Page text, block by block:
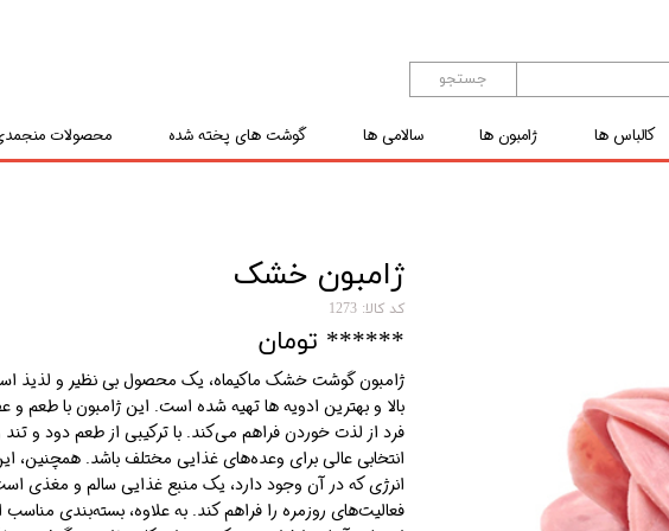
ژامبون خشک
کد کالا: 1273
****** تومان
ژامبون گوشت خشک ماکیماه، یک محصول بی نظیر و لذیذ
بالا و بهترین ادویه ها تهیه شده است. این ژامبون با طعم
فرد از لذت خوردن فراهم می‌کند. با ترکیبی از طعم دود و
انتخابی عالی برای وعده‌های غذایی مختلف باشد. همچنین،
انرژی که در آن وجود دارد، یک منبع غذایی سالم و مغذی
فعالیت‌های روزمره را فراهم کند. به علاوه، بسته‌بندی
کالباس ها ژامبون ها سالامی ها گوشت های پخته شده محصولات
جستجو